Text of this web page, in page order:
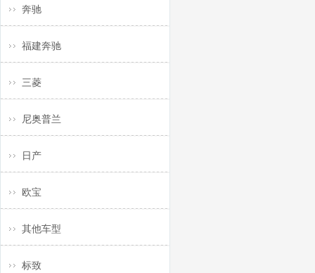
奔驰
福建奔驰
三菱
尼奥普兰
日产
欧宝
其他车型
标致